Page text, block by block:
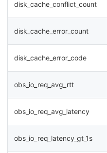
disk_cache_conflict_count
disk_cache_error_count
disk_cache_error_code
obs_io_req_avg_rtt
obs_io_req_avg_latency
obs_io_req_latency_gt_1s